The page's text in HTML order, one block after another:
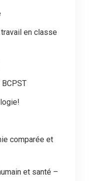
en classe
comparée et
et santé –